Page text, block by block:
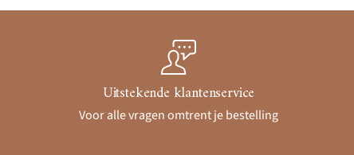
Uitstekende klantenservice
Voor alle vragen omtrent je bestelling